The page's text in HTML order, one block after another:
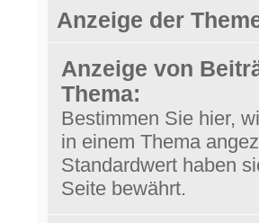
Anzeige der
Anzeige von
Thema:
Bestimmen Sie hier,
in einem Thema
Standardwert haben
Seite bewährt.